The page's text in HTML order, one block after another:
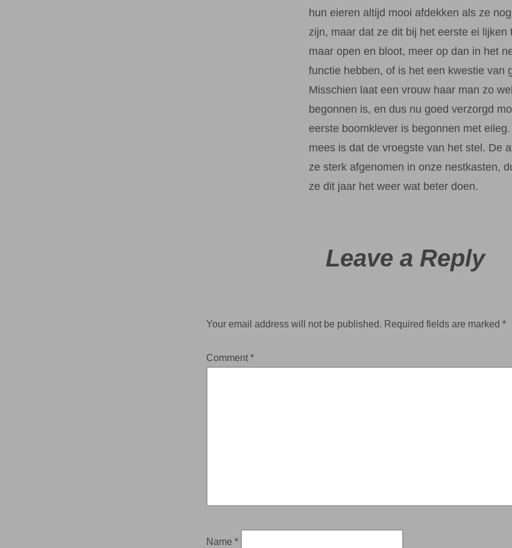
hun eieren altijd mooi afdekken als ze
zijn, maar dat ze dit bij het eerste ei lijken
maar open en bloot, meer op dan in het
functie hebben, of is het een kwestie van
Misschien laat een vrouw haar man zo
begonnen is, en dus nu goed verzorgd
eerste boomklever is begonnen met
mees is dat de vroegste van het stel. De
ze sterk afgenomen in onze nestkasten,
ze dit jaar het weer wat beter doen.
Leave a Reply
Your email address will not be published. Required fields are marked *
Comment *
Name *